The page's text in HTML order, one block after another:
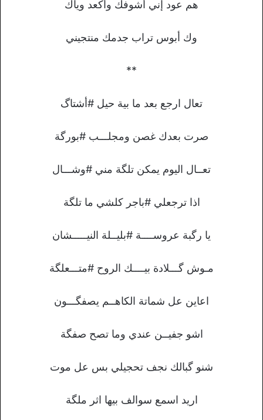
هم عود إني أشوفك وأكعد وياك
وك أبوس تراب جدمك منتجيني
**
تعال ارجع بعد ما بية حيل #أشتاگ
صرت بعدك غصن ومجلـــب #بورگة
تعــال اليوم يمكن تلگة مني #وشـــال
اذا ترجعلي #باجر كلشي ما تلگة
يا رگبة عروســــة #بليــلة النيـــــشان
مـوش گـــلادة بيــــك الروح #متـــعلگة
اعاين عل شماتة الكاهــم يصفگـــون
اشو جفيــن عندي وما تصح صفگة
شنو گبالك نجف تحجيلي بس عل موت
اريد اسمع سوالف بيها اثر ملگة